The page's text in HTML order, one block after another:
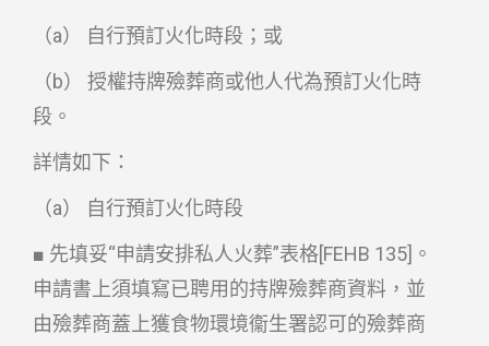
（a） 自行預訂火化時段；或
（b） 授權持牌殮葬商或他人代為預訂火化時
段。
詳情如下：
（a） 自行預訂火化時段
■ 先填妥“申請安排私人火葬”表格[FEHB 135]。
申請書上須填寫已聘用的持牌殮葬商資料，並
由殮葬商蓋上獲食物環境衞生署認可的殮葬商